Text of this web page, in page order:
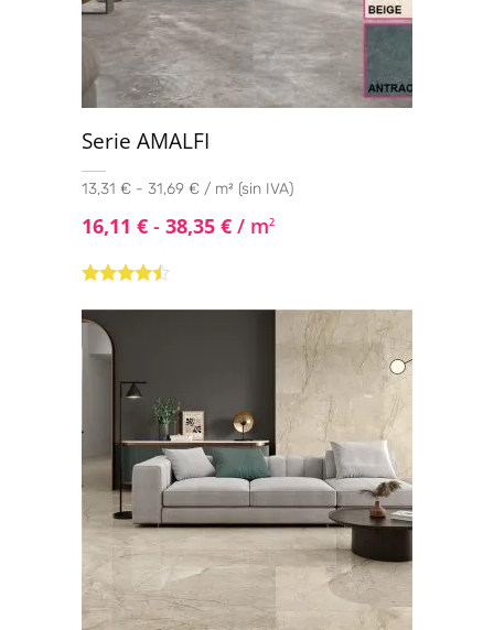
Mosaico 30x30
Stripes 24x75 (1)
Tangram 30x30 (1)
Serie AMALFI
13,31 € - 31,69 € / m² (sin IVA)
16,11 € - 38,35 € / m2
con4.33
de 5